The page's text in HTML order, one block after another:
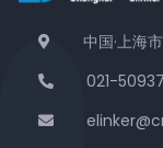
中国·上海
021-